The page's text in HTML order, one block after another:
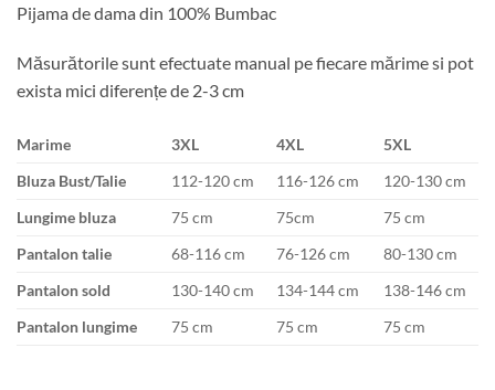
Pijama de dama din 100% Bumbac
Măsurătorile sunt efectuate manual pe fiecare mărime si pot
exista mici diferențe de 2-3 cm
Marime 3XL 4XL
5XL
Bluza Bust/Talie
112-120 cm 116-126 cm
120-130 cm
Lungime bluza
75 cm 75cm
75 cm
Pantalon talie
68-116 cm 76-126 cm
80-130 cm
Pantalon sold
130-140 cm 134-144 cm
138-146 cm
Pantalon lungime
75 cm 75 cm 75 cm